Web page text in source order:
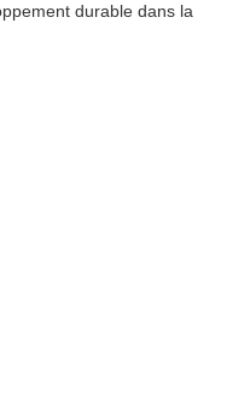
durable dans la